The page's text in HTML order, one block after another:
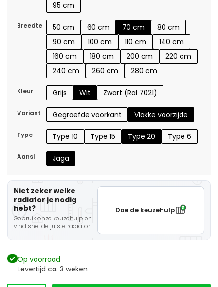
95 cm
Breedte 50 cm 60 cm 70 cm
80 cm
90 cm
100 cm 110 cm
140 cm
160 cm
180 cm 200 cm
220 cm
240 cm
260 cm 280 cm
Kleur Grijs Wit Zwart (Ral 7021)
Variant Gegroefde voorkant Vlakke voorzijde
Type Type 10 Type 15 Type 20 Type 6
Aansl. Jaga
Niet zeker welke
radiator je nodig
hebt?
Gebruik onze keuzehulp en
vind snel de juiste radiator.
Doe de keuzehulp
Op voorraad
Levertijd ca. 3 weken